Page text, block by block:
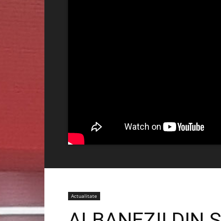
Actualitate